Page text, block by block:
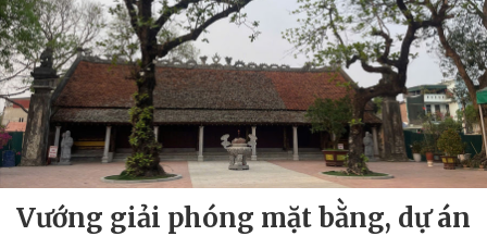
Vướng giải phóng mặt bằng, dự án